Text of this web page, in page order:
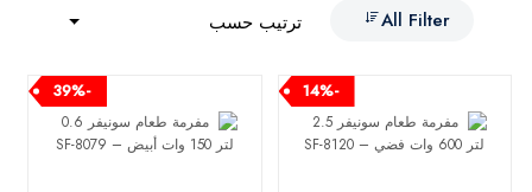
All Filter
ترتيب حسب
-14%
-39%